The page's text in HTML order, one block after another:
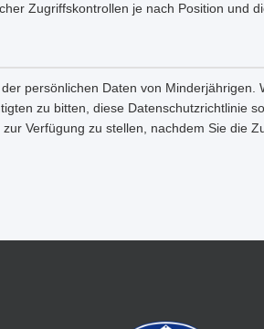
Zugriffskontrollen je nach Position und
persönlichen Daten von Minderjährigen.
zu bitten, diese Datenschutzrichtlinie
Verfügung zu stellen, nachdem Sie die